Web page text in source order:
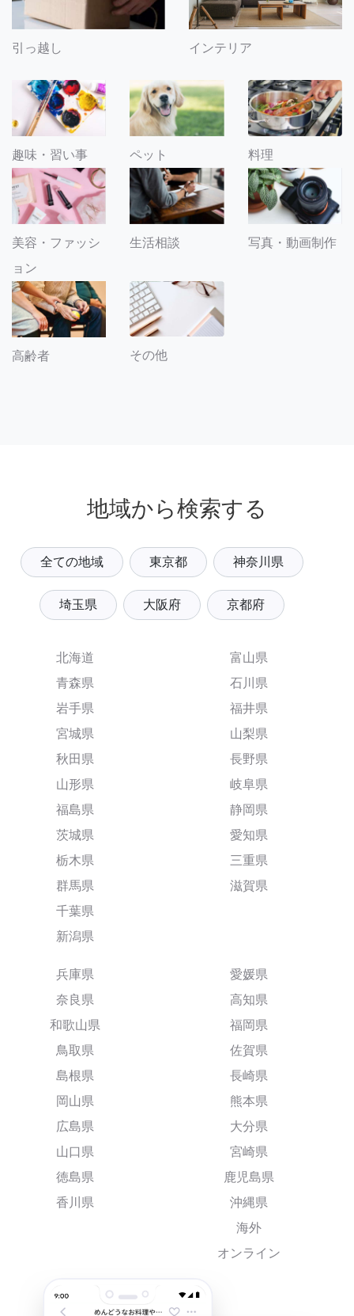
引っ越し インテリア
趣味・習い事 ペット 料理
美容・ファッシ
ョン
生活相談 写真・動画制作
高齢者 その他
地域から検索する
全ての地域 東京都 神奈川県
埼玉県 大阪府 京都府
北海道
青森県
岩手県
宮城県
秋田県
山形県
福島県
茨城県
栃木県
群馬県
千葉県
新潟県
富山県
石川県
福井県
山梨県
長野県
岐阜県
静岡県
愛知県
三重県
滋賀県
兵庫県
奈良県
和歌山県
鳥取県
島根県
岡山県
広島県
山口県
徳島県
香川県
愛媛県
高知県
福岡県
佐賀県
長崎県
熊本県
大分県
宮崎県
鹿児島県
沖縄県
海外
オンライン